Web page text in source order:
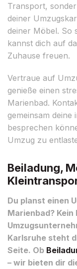
Transport,
deiner
deiner Möbel. So
kannst dich auf
Zuhause freuen.
Vertraue auf
genieße einen
Marienbad.
gemeinsam deine
besprechen
Umzug zu
Beiladung,
Du planst einen
Marienbad? Kein
Karlsruhe steht
Seite. Ob
– wir bieten dir